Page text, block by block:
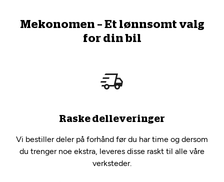
Mekonomen – Et lønnsomt valg
for din bil
Raske delleveringer
Vi bestiller deler på forhånd før du har time og dersom
du trenger noe ekstra, leveres disse raskt til alle våre
verksteder.